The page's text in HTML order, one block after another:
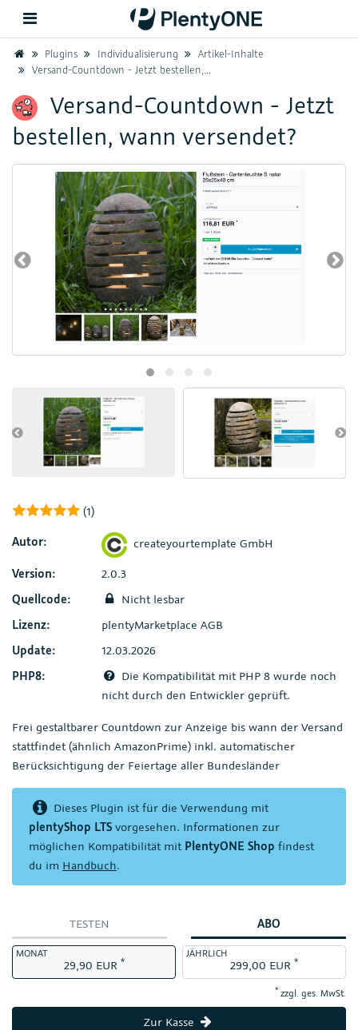
Zurück
Support
Einrichtung
Hardware
HomePlugins Individualisierung
Artikel-Inhalte
Versand-Countdown - Jetzt bestellen, wann versendet?
Versand-Countdown - Jetzt
bestellen, wann versendet?
(1)
Autor:
createyourtemplate GmbH
Version:
2.0.3
Quellcode:
Nicht lesbar
Lizenz:
plentyMarketplace AGB
Update:
12.03.2026
PHP8:
Die Kompatibilität mit PHP 8 wurde noch
nicht durch den Entwickler geprüft.
Frei gestaltbarer Countdown zur Anzeige bis wann der Versand
stattfindet (ähnlich AmazonPrime) inkl. automatischer
Berücksichtigung der Feiertage aller Bundesländer
Dieses Plugin ist für die Verwendung mit
plentyShop LTS vorgesehen. Informationen zur
möglichen Kompatibilität mit PlentyONE Shop findest
du im Handbuch.
TESTEN ABO
MONAT
29,90 EUR *
JÄHRLICH
299,00 EUR *
* zzgl. ges. MwSt.
Zur Kasse